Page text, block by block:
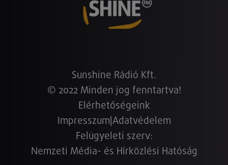
Sunshine Rádió Kft.
© 2022 Minden jog fenntartva!
Elérhetőségeink
Impresszum Adatvédelem
Felügyeleti szerv:
Nemzeti Média- és Hírközlési Hatóság